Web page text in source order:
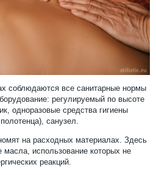
соблюдаются все санитарные нормы
регулируемый по высоте
одноразовые средства гигиены
санузел.
на расходных материалах. Здесь
масла, использование которых не
реакций.